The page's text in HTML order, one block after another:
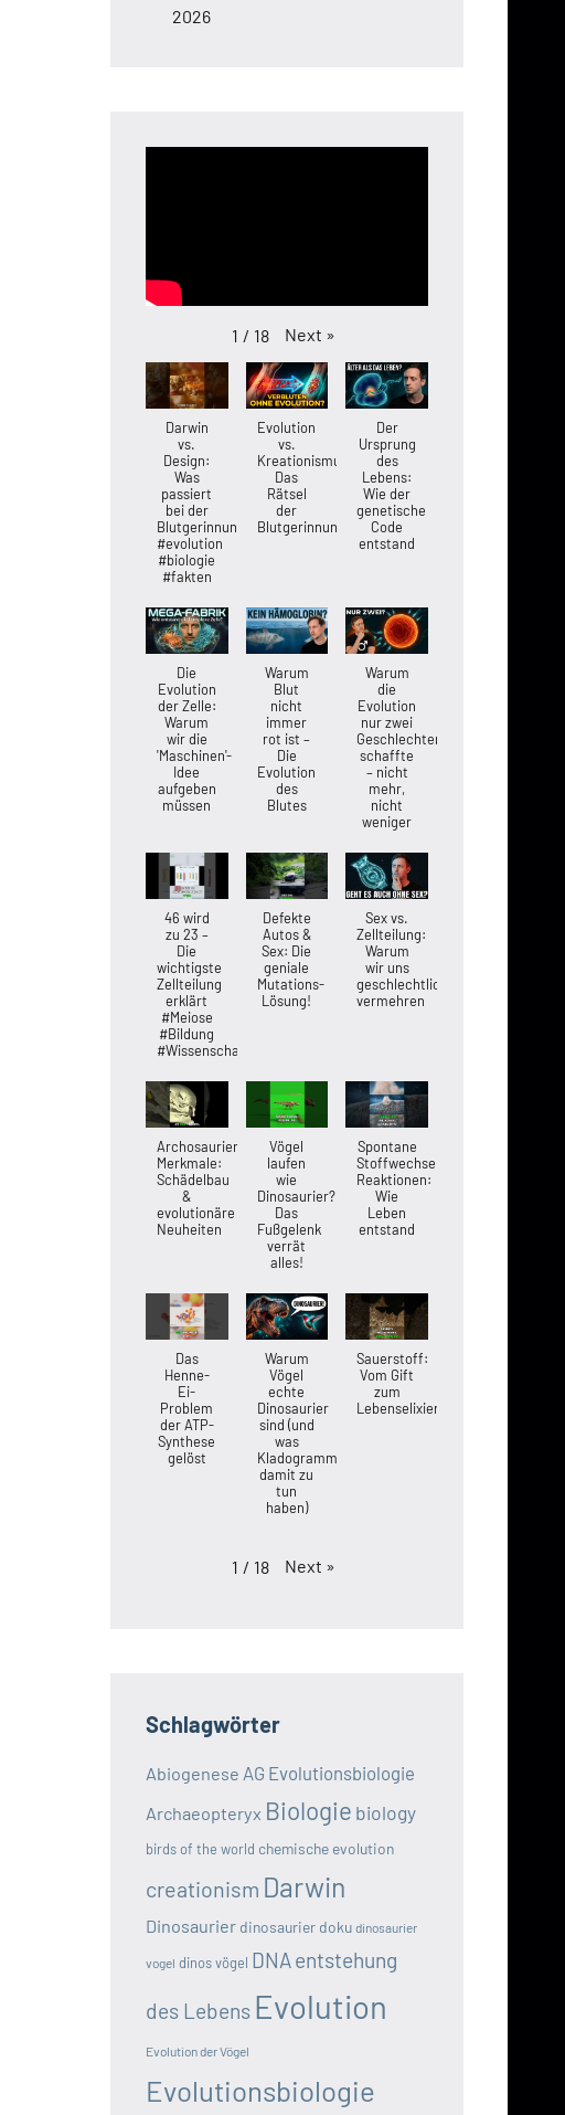
2026
1 / 18 Next »
Darwin
vs.
Design:
Was
passiert
bei der
Blutgerinnung?
#evolution
#biologie
#fakten
Evolution
vs.
Kreationismus:
Das
Rätsel
der
Blutgerinnung
Der
Ursprung
des
Lebens:
Wie der
genetische
Code
entstand
Die
Evolution
der Zelle:
Warum
wir die
'Maschinen'-
Idee
aufgeben
müssen
Warum
Blut
nicht
immer
rot ist –
Die
Evolution
des
Blutes
Warum
die
Evolution
nur zwei
Geschlechter
schaffte
– nicht
mehr,
nicht
weniger
46 wird
zu 23 –
Die
wichtigste
Zellteilung
erklärt
#Meiose
#Bildung
#Wissenschaft
Defekte
Autos &
Sex: Die
geniale
Mutations-
Lösung!
Sex vs.
Zellteilung:
Warum
wir uns
geschlechtlich
vermehren
Archosaurier-
Merkmale:
Schädelbau
&
evolutionäre
Neuheiten
Vögel
laufen
wie
Dinosaurier?
Das
Fußgelenk
verrät
alles!
Spontane
Stoffwechsel-
Reaktionen:
Wie
Leben
entstand
Das
Henne-
Ei-
Problem
der ATP-
Synthese
gelöst
Warum
Vögel
echte
Dinosaurier
sind (und
was
Kladogramme
damit zu
tun
haben)
Sauerstoff:
Vom Gift
zum
Lebenselixier
1 / 18 Next »
Schlagwörter
Abiogenese AG Evolutionsbiologie
Archaeopteryx Biologie biology
birds of the world chemische evolution
creationism Darwin
Dinosaurier dinosaurier doku dinosaurier
vogel dinos vögel DNAentstehung
des Lebens Evolution
Evolution der Vögel
Evolutionsbiologie